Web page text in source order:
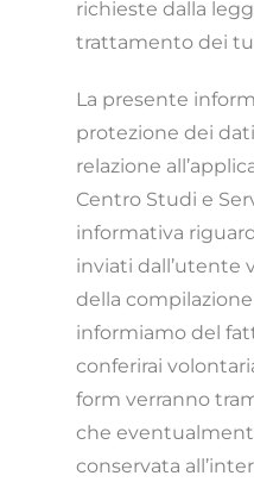
richieste dalla
trattamento dei
La presente
protezione dei
relazione
Centro Studi e
informativa
inviati dall’utente
della
informiamo del
conferirai
form verranno
che
conservata